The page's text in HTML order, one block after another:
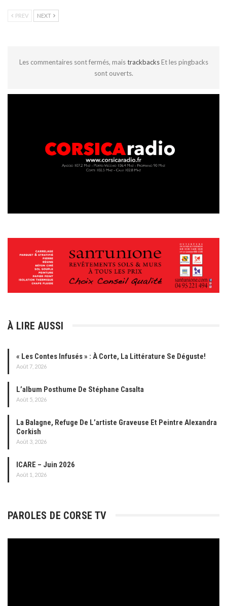
PREV NEXT
Les commentaires sont fermés, maistrackbacks Et les pingbacks
sont ouverts.
À LIRE AUSSI
« Les Contes Infusés » : À Corte, La Littérature Se Déguste!
Août 7, 2026
L’album Posthume De Stéphane Casalta
Août 5, 2026
La Balagne, Refuge De L’artiste Graveuse Et Peintre Alexandra
Corkish
Août 3, 2026
ICARE – Juin 2026
Août 1, 2026
PAROLES DE CORSE TV